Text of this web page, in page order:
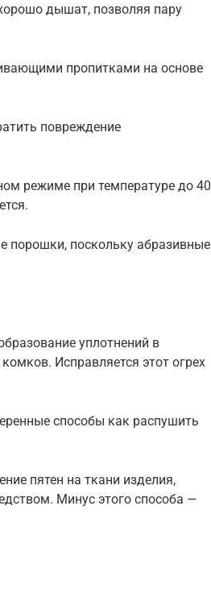
дышат, позволяя пару
пропитками на основе
повреждение
режиме при температуре до 40
порошки, поскольку абразивные
уплотнений в
Исправляется этот огрех
способы как распушить
пятен на ткани изделия,
Минус этого способа —